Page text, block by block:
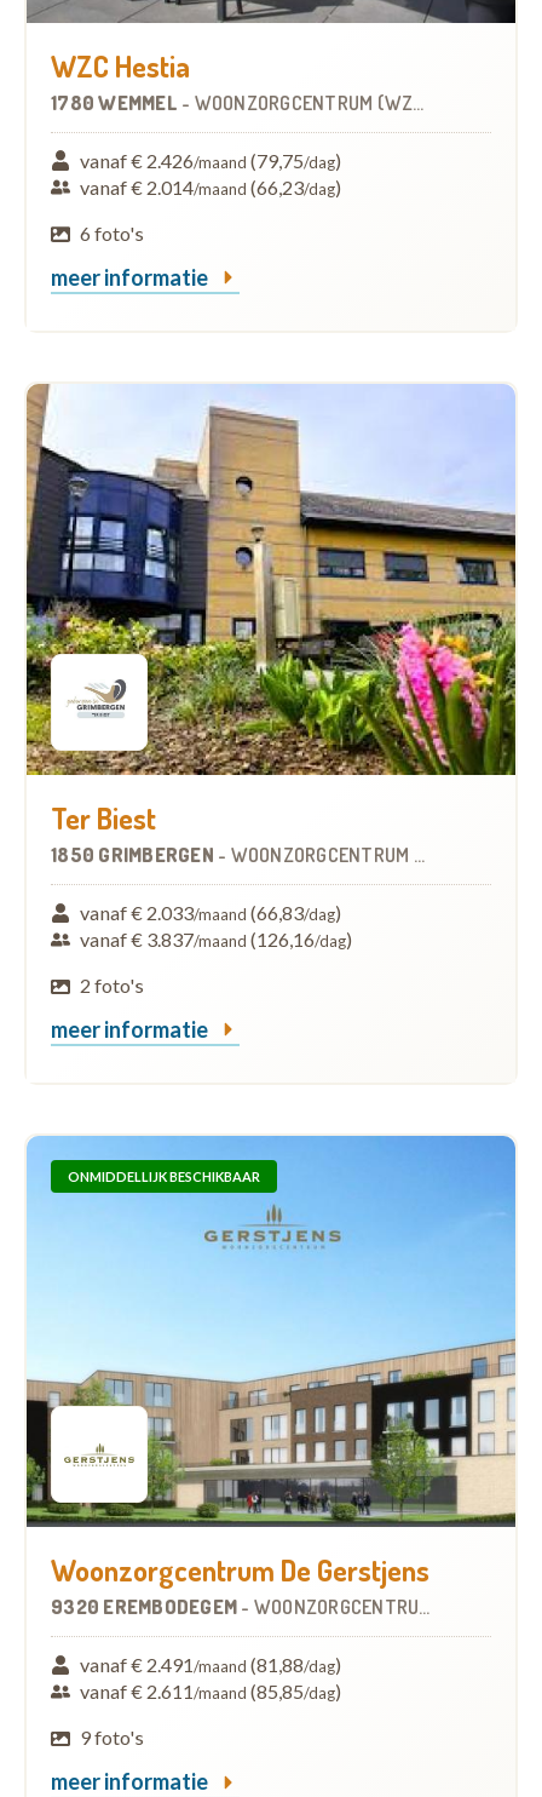
WZC Hestia
1780 WEMMEL - WOONZORGCENTRUM (WZC)
vanaf € 2.426/maand (79,75/dag)
vanaf € 2.014/maand (66,23/dag)
6 foto's
meer informatie
Ter Biest
1850 GRIMBERGEN - WOONZORGCENTRUM (WZC)
vanaf € 2.033/maand (66,83/dag)
vanaf € 3.837/maand (126,16/dag)
2 foto's
meer informatie
ONMIDDELLIJK BESCHIKBAAR
Woonzorgcentrum De Gerstjens
9320 EREMBODEGEM - WOONZORGCENTRUM (WZC)
vanaf € 2.491/maand (81,88/dag)
vanaf € 2.611/maand (85,85/dag)
9 foto's
meer informatie